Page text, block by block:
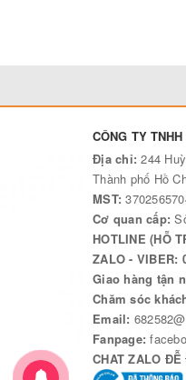
CÔNG TY
Địa chỉ:244
Thành phố Hồ
MST:
Cơ quan cấp:
HOTLINE (HỖ
ZALO - VIBER:
Giao hàng tận
Chăm sóc
Email:
Fanpage:
CHAT ZALO